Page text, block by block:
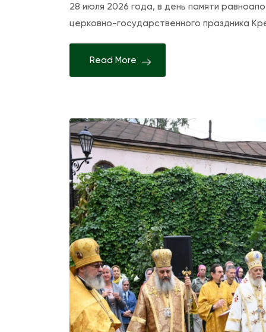
28 июля 2026 года, в день памяти
церковно-государственного праздника
Read More